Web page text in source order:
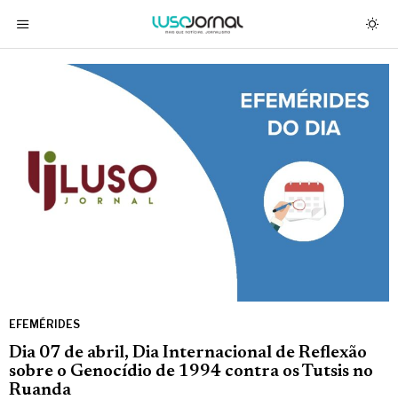
EFEMÉRIDES
Dia 07 de abril, Dia Internacional de Reflexão
sobre o Genocídio de 1994 contra os Tutsis no
Ruanda